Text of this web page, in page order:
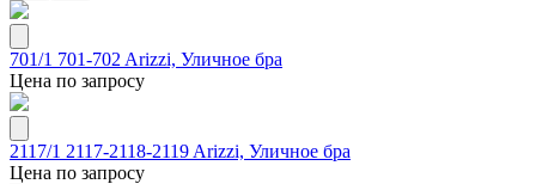
701/1 701-702 Arizzi, Уличное бра
Цена по запросу
2117/1 2117-2118-2119 Arizzi, Уличное бра
Цена по запросу